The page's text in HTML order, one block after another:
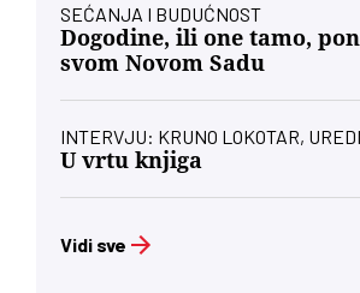
SEĆANJA I BUDUĆNOST
Dogodine, ili one tamo,
svom Novom Sadu
INTERVJU: KRUNO LOKOTAR,
U vrtu knjiga
Vidi sve